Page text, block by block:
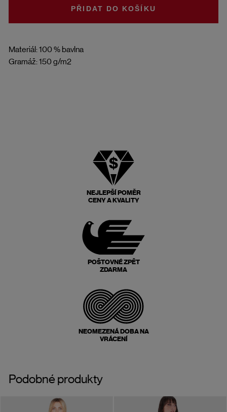
Materiál: 100 % bavlna
Gramáž: 150 g/m2
DO KOŠÍKU
NEJLEPŠÍ POMĚR
CENY A KVALITY
POŠTOVNÉ ZPĚT
ZDARMA
NEOMEZENÁ DOBA NA
VRÁCENÍ
Podobné produkty